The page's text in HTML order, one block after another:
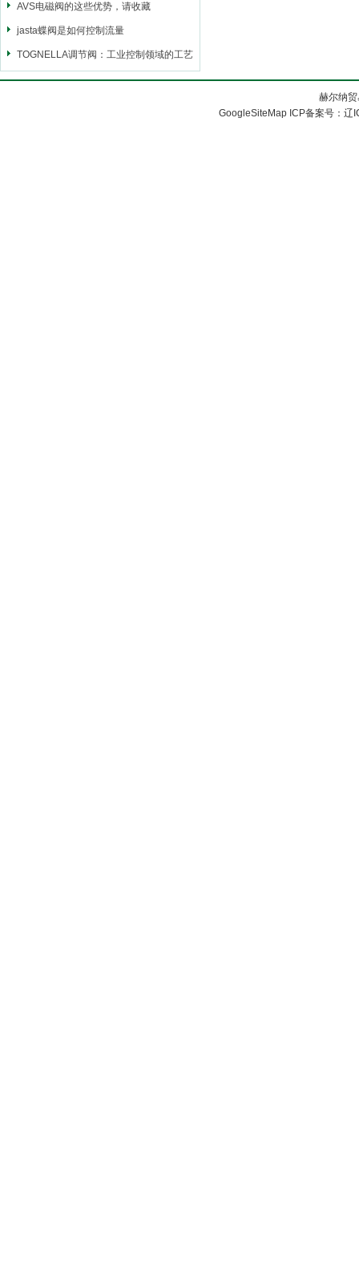
AVS电磁阀的这些优势，请收藏
jasta蝶阀是如何控制流量
TOGNELLA调节阀：工业控制领域的工艺
与创新
赫尔纳
GoogleSiteMap ICP备案号：辽